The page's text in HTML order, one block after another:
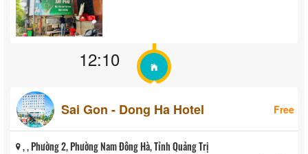
12:10
Sai Gon - Dong Ha Hotel Free
, , Phường 2, Phường Nam Đông Hà, Tỉnh Quảng Trị